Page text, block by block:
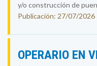
y/o construcción de
Publicación: 27/07/2026
OPERARIO EN